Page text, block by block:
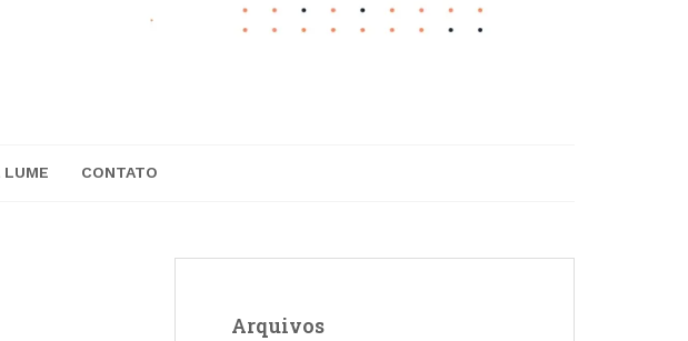
LUME CONTATO
Arquivos